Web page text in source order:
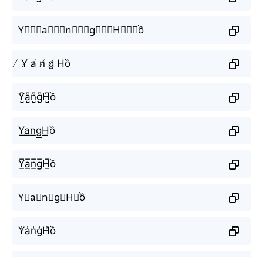
Y⃒⃒⃒a⃒⃒⃒n⃒⃒⃒g⃒⃒⃒H⃒⃒⃒ồ
̸ Y̸ a̸ n̸ g̸ Hồ
Y̺͆a̺͆n̺͆g̺͆H̺͆ồ
Y͟a͟n͟g͟H͟ồ
Y̲̅a̲̅n̲̅g̲̅H̲̅ồ
Y⃣a⃣n⃣g⃣H⃣ồ
Y̾a̾n̾g̾H̾ồ